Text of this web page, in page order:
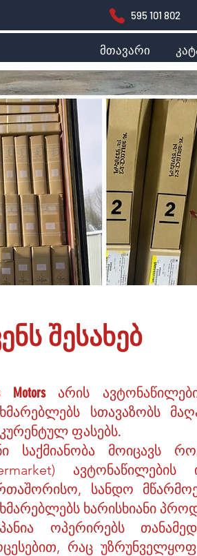
595 101 802
მთავარი
შესახებ
Motorsარის
სთავაზობს
ფასებს.
საქმიანობა მოიცავს
სანდო
ხარისხიანი
ოპერირებს
რაც